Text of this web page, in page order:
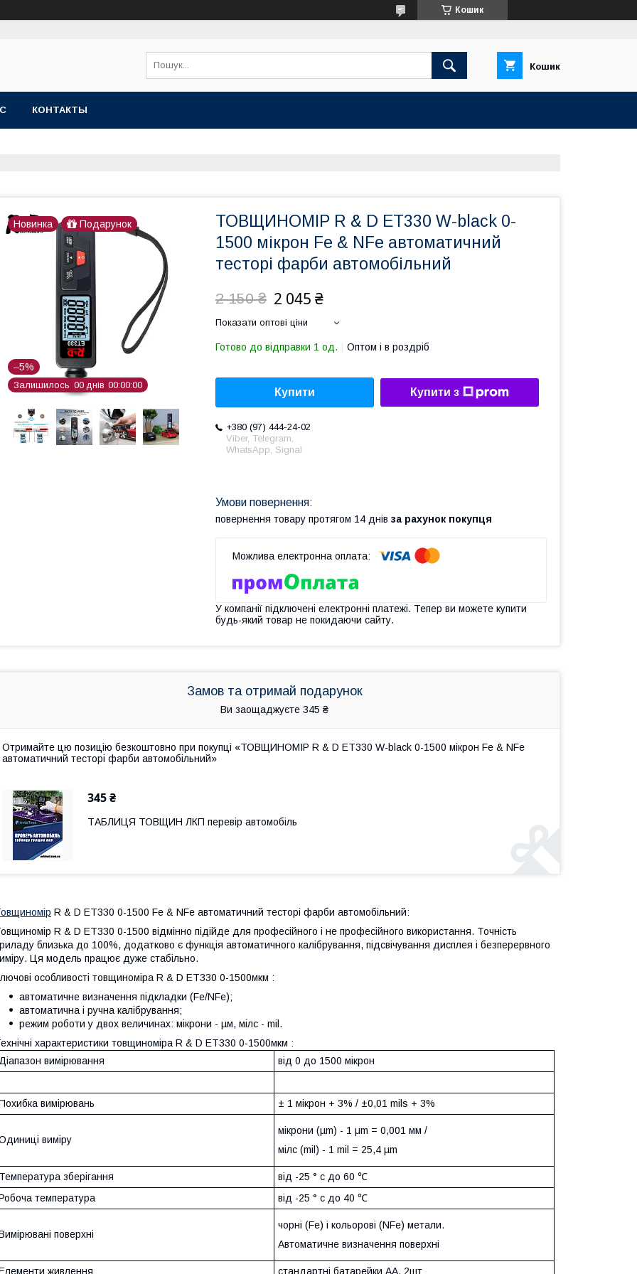
Кошик
Кошик
КОНТАКТЫ
Новинка Подарунок
–5%
Залишилось 00 днів 00 00 00
ТОВЩИНОМІР R & D ET330 W-black 0-
1500 мікрон Fe & NFe автоматичний
тесторі фарби автомобільний
2 150 ₴ 2 045 ₴
Показати оптові ціни
Готово до відправки 1 од. Оптом і в роздріб
Купити Купити з
+380 (97) 444-24-02
Viber, Telegram,
WhatsApp, Signal
повернення товару протягом 14 днів за рахунок покупця
У компанії підключені електронні платежі. Тепер ви можете купити
будь-який товар не покидаючи сайту.
Замов та отримай подарунок
Ви заощаджуєте 345 ₴
Отримайте цю позицію безкоштовно при покупці «ТОВЩИНОМІР R & D ET330 W-black 0-1500 мікрон Fe & NFe
автоматичний тесторі фарби автомобільний»
345 ₴
ТАБЛИЦЯ ТОВЩИН ЛКП перевір автомобіль
R & D ET330 0-1500 Fe & NFe автоматичний тесторі фарби автомобільний:
R & D ET330 0-1500 відмінно підійде для професійного і не професійного використання. Точність
близька до 100%, додатково є функція автоматичного калібрування, підсвічування дисплея і безперервного
Ця модель працює дуже стабільно.
особливості товщиноміра R & D ET330 0-1500мкм :
автоматичне визначення підкладки (Fe/NFe);
автоматична і ручна калібрування;
режим роботи у двох величинах: мікрони - µм, мілс - mil.
характеристики товщиноміра R & D ET330 0-1500мкм :
вимірювання
від 0 до 1500 мікрон
вимірювань ± 1 мікрон + 3% / ±0,01 mils + 3%
виміру
мікрони (µm) - 1 μm = 0,001 мм /
мілс (mil) - 1 mil = 25,4 µm
зберігання
від -25 ° с до 60 ℃
температура
від -25 ° с до 40 ℃
поверхні
чорні (Fe) і кольорові (NFe) метали.
Автоматичне визначення поверхні
живлення
стандартні батарейки АА, 2шт